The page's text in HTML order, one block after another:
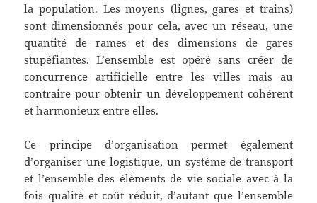
la population. Les moyens (lignes, gares et trains)
sont dimensionnés pour cela, avec un réseau, une
quantité de rames et des dimensions de gares
stupéfiantes. L’ensemble est opéré sans créer de
concurrence artificielle entre les villes mais au
contraire pour obtenir un développement cohérent
et harmonieux entre elles.
Ce principe d’organisation permet également
d’organiser une logistique, un système de transport
et l’ensemble des éléments de vie sociale avec à la
fois qualité et coût réduit, d’autant que l’ensemble